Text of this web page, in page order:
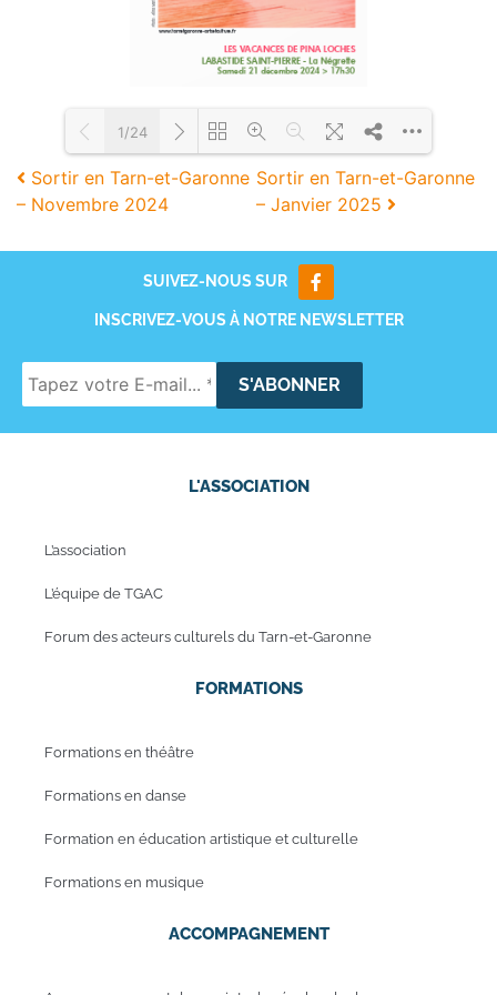
Loading PDF 94% ...
1/24
Sortir en Tarn-et-Garonne
– Novembre 2024
Sortir en Tarn-et-Garonne
– Janvier 2025
SUIVEZ-NOUS SUR
INSCRIVEZ-VOUS À NOTRE NEWSLETTER
L'ASSOCIATION
L’association
L’équipe de TGAC
Forum des acteurs culturels du Tarn-et-Garonne
FORMATIONS
Formations en théâtre
Formations en danse
Formation en éducation artistique et culturelle
Formations en musique
ACCOMPAGNEMENT